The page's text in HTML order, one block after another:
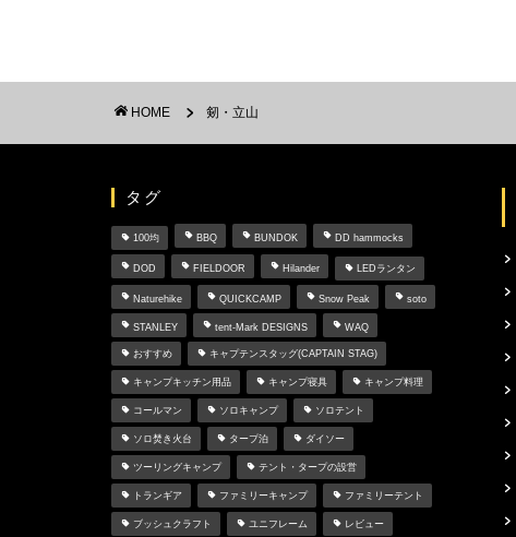
HOME 剱・立山
タグ
100均 BBQ BUNDOK DD hammocks
DOD FIELDOOR Hilander LEDランタン
Naturehike QUICKCAMP Snow Peak soto
STANLEY tent-Mark DESIGNS WAQ
おすすめ キャプテンスタッグ(CAPTAIN STAG)
キャンプキッチン用品 キャンプ寝具 キャンプ料理
コールマン ソロキャンプ ソロテント
ソロ焚き火台 タープ泊 ダイソー
ツーリングキャンプ テント・タープの設営
トランギア ファミリーキャンプ ファミリーテント
ブッシュクラフト ユニフレーム レビュー